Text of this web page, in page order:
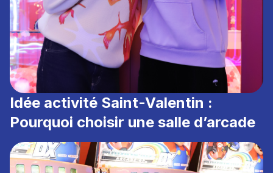
Idée activité Saint-Valentin :
Pourquoi choisir une salle d’arcade